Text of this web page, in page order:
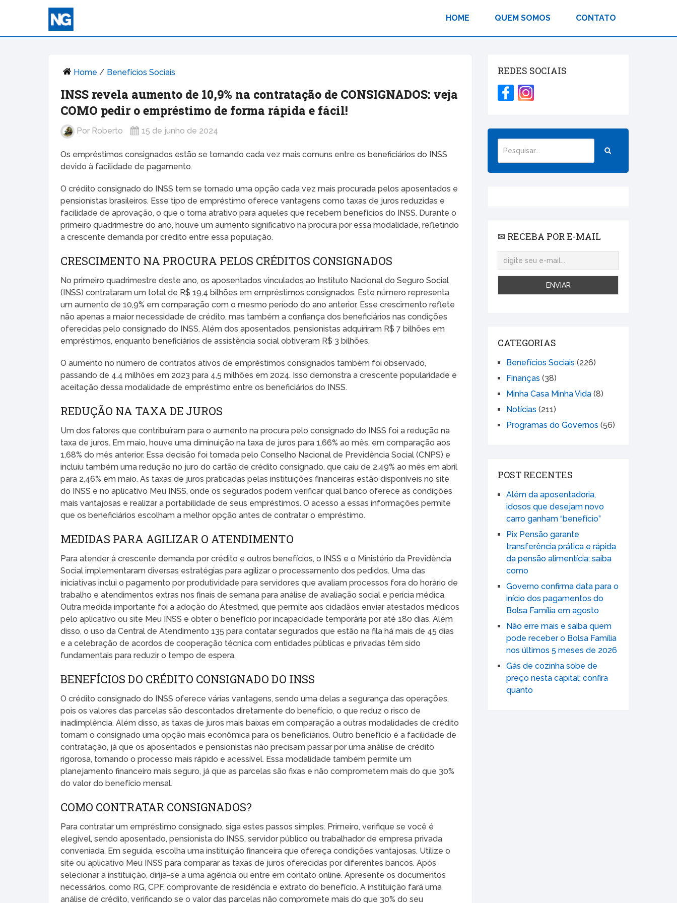
HOME QUEM SOMOS CONTATO
Home / Benefícios Sociais
INSS revela aumento de 10,9% na contratação de CONSIGNADOS: veja
COMO pedir o empréstimo de forma rápida e fácil!
Por Roberto 15 de junho de 2024
Os empréstimos consignados estão se tornando cada vez mais comuns entre os beneficiários do INSS
devido à facilidade de pagamento.
O crédito consignado do INSS tem se tornado uma opção cada vez mais procurada pelos aposentados e
pensionistas brasileiros. Esse tipo de empréstimo oferece vantagens como taxas de juros reduzidas e
facilidade de aprovação, o que o torna atrativo para aqueles que recebem benefícios do INSS. Durante o
primeiro quadrimestre do ano, houve um aumento significativo na procura por essa modalidade, refletindo
a crescente demanda por crédito entre essa população.
CRESCIMENTO NA PROCURA PELOS CRÉDITOS CONSIGNADOS
No primeiro quadrimestre deste ano, os aposentados vinculados ao Instituto Nacional do Seguro Social
(INSS) contrataram um total de R$ 19,4 bilhões em empréstimos consignados. Este número representa
um aumento de 10,9% em comparação com o mesmo período do ano anterior. Esse crescimento reflete
não apenas a maior necessidade de crédito, mas também a confiança dos beneficiários nas condições
oferecidas pelo consignado do INSS. Além dos aposentados, pensionistas adquiriram R$ 7 bilhões em
empréstimos, enquanto beneficiários de assistência social obtiveram R$ 3 bilhões.
O aumento no número de contratos ativos de empréstimos consignados também foi observado,
passando de 4,4 milhões em 2023 para 4,5 milhões em 2024. Isso demonstra a crescente popularidade e
aceitação dessa modalidade de empréstimo entre os beneficiários do INSS.
REDUÇÃO NA TAXA DE JUROS
Um dos fatores que contribuíram para o aumento na procura pelo consignado do INSS foi a redução na
taxa de juros. Em maio, houve uma diminuição na taxa de juros para 1,66% ao mês, em comparação aos
1,68% do mês anterior. Essa decisão foi tomada pelo Conselho Nacional de Previdência Social (CNPS) e
incluiu também uma redução no juro do cartão de crédito consignado, que caiu de 2,49% ao mês em abril
para 2,46% em maio. As taxas de juros praticadas pelas instituições financeiras estão disponíveis no site
do INSS e no aplicativo Meu INSS, onde os segurados podem verificar qual banco oferece as condições
mais vantajosas e realizar a portabilidade de seus empréstimos. O acesso a essas informações permite
que os beneficiários escolham a melhor opção antes de contratar o empréstimo.
MEDIDAS PARA AGILIZAR O ATENDIMENTO
Para atender à crescente demanda por crédito e outros benefícios, o INSS e o Ministério da Previdência
Social implementaram diversas estratégias para agilizar o processamento dos pedidos. Uma das
iniciativas inclui o pagamento por produtividade para servidores que avaliam processos fora do horário de
trabalho e atendimentos extras nos finais de semana para análise de avaliação social e perícia médica.
Outra medida importante foi a adoção do Atestmed, que permite aos cidadãos enviar atestados médicos
pelo aplicativo ou site Meu INSS e obter o benefício por incapacidade temporária por até 180 dias. Além
disso, o uso da Central de Atendimento 135 para contatar segurados que estão na fila há mais de 45 dias
e a celebração de acordos de cooperação técnica com entidades públicas e privadas têm sido
fundamentais para reduzir o tempo de espera.
BENEFÍCIOS DO CRÉDITO CONSIGNADO DO INSS
O crédito consignado do INSS oferece várias vantagens, sendo uma delas a segurança das operações,
pois os valores das parcelas são descontados diretamente do benefício, o que reduz o risco de
inadimplência. Além disso, as taxas de juros mais baixas em comparação a outras modalidades de crédito
tornam o consignado uma opção mais econômica para os beneficiários. Outro benefício é a facilidade de
contratação, já que os aposentados e pensionistas não precisam passar por uma análise de crédito
rigorosa, tornando o processo mais rápido e acessível. Essa modalidade também permite um
planejamento financeiro mais seguro, já que as parcelas são fixas e não comprometem mais do que 30%
do valor do benefício mensal.
COMO CONTRATAR CONSIGNADOS?
Para contratar um empréstimo consignado, siga estes passos simples. Primeiro, verifique se você é
elegível, sendo aposentado, pensionista do INSS, servidor público ou trabalhador de empresa privada
conveniada. Em seguida, escolha uma instituição financeira que ofereça condições vantajosas. Utilize o
site ou aplicativo Meu INSS para comparar as taxas de juros oferecidas por diferentes bancos. Após
selecionar a instituição, dirija-se a uma agência ou entre em contato online. Apresente os documentos
necessários, como RG, CPF, comprovante de residência e extrato do benefício. A instituição fará uma
análise de crédito, verificando se o valor das parcelas não compromete mais do que 30% do seu
REDES SOCIAIS
✉ RECEBA POR E-MAIL
CATEGORIAS
Benefícios Sociais (226)
Finanças (38)
Minha Casa Minha Vida (8)
Notícias (211)
Programas do Governos (56)
POST RECENTES
Além da aposentadoria,
idosos que desejam novo
carro ganham “benefício”
Pix Pensão garante
transferência prática e rápida
da pensão alimentícia; saiba
como
Governo confirma data para o
início dos pagamentos do
Bolsa Família em agosto
Não erre mais e saiba quem
pode receber o Bolsa Família
nos últimos 5 meses de 2026
Gás de cozinha sobe de
preço nesta capital; confira
quanto